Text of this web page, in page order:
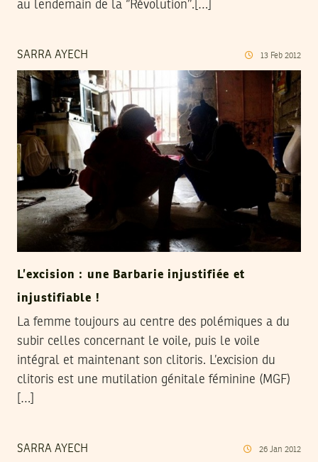
au lendemain de la ‘’Révolution’’.[…]
SARRA AYECH 13 Feb 2012
L’excision : une Barbarie injustifiée et
injustifiable !
La femme toujours au centre des polémiques a du
subir celles concernant le voile, puis le voile
intégral et maintenant son clitoris. L’excision du
clitoris est une mutilation génitale féminine (MGF)
[…]
SARRA AYECH 26 Jan 2012